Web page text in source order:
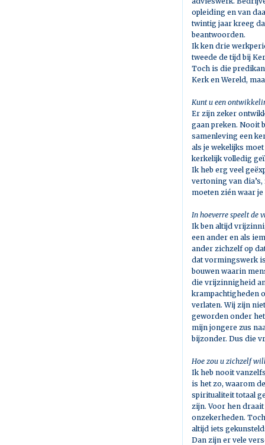
opleiding en van
twintig jaar kreeg
beantwoorden.
Ik ken drie
tweede de tijd bij
Toch is die
Kerk en Wereld,
Kunt u een
Er zijn zeker
gaan preken. Nooit
samenleving een
als je wekelijks
kerkelijk volledig
Ik heb erg veel
vertoning van
moeten zién waar
In hoeverre speelt de
Ik ben altijd
een ander en als
ander zichzelf op
dat vormingswerk
bouwen waarin
die vrijzinnigheid
krampachtigheden
verlaten. Wij zijn
geworden onder
mijn jongere zus
bijzonder. Dus die
Hoe zou u zichzelf
Ik heb nooit
is het zo, waarom
spiritualiteit totaal
zijn. Voor hen
onzekerheden.
altijd iets
Dan zijn er vele